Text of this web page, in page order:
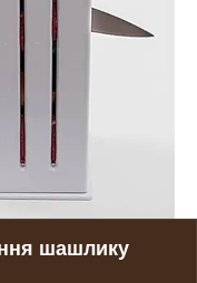
шашлику